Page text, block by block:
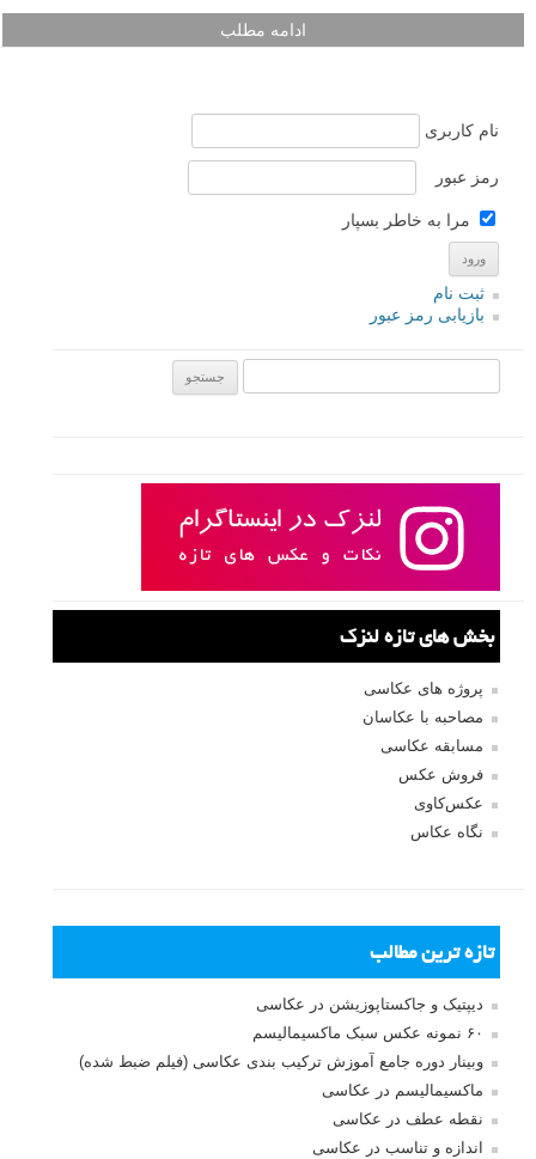
ادامه مطلب
نام کاربری
رمز عبور
مرا به خاطر بسپار
ثبت نام
بازیابی رمز عبور
بخش های تازه لنزک
پروژه های عکاسی
مصاحبه با عکاسان
مسابقه عکاسی
فروش عکس
عکس‌کاوی
نگاه عکاس
تازه ترین مطالب
دیپتیک و جاکستا‌پوزیشن در عکاسی
۶۰ نمونه عکس سبک ماکسیمالیسم
وبینار دوره جامع آموزش ترکیب بندی عکاسی (فیلم ضبط شده)
ماکسیمالیسم در عکاسی
نقطه عطف در عکاسی
اندازه و تناسب در عکاسی